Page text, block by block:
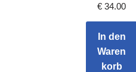
€ 34.00
In den
Waren
korb